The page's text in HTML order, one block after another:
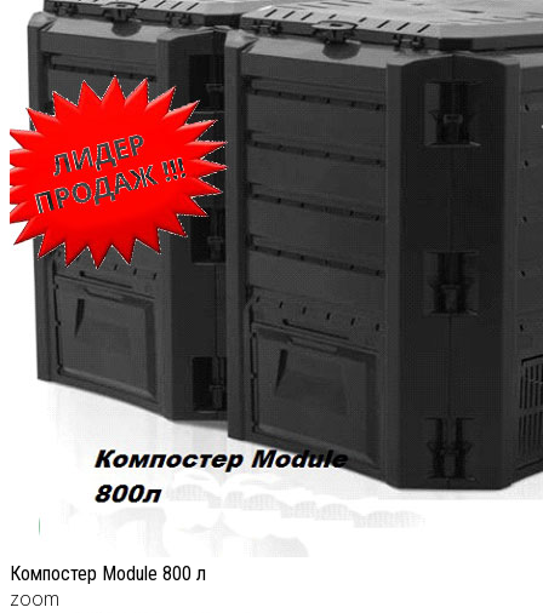
Компостер Module 800 л
zoom